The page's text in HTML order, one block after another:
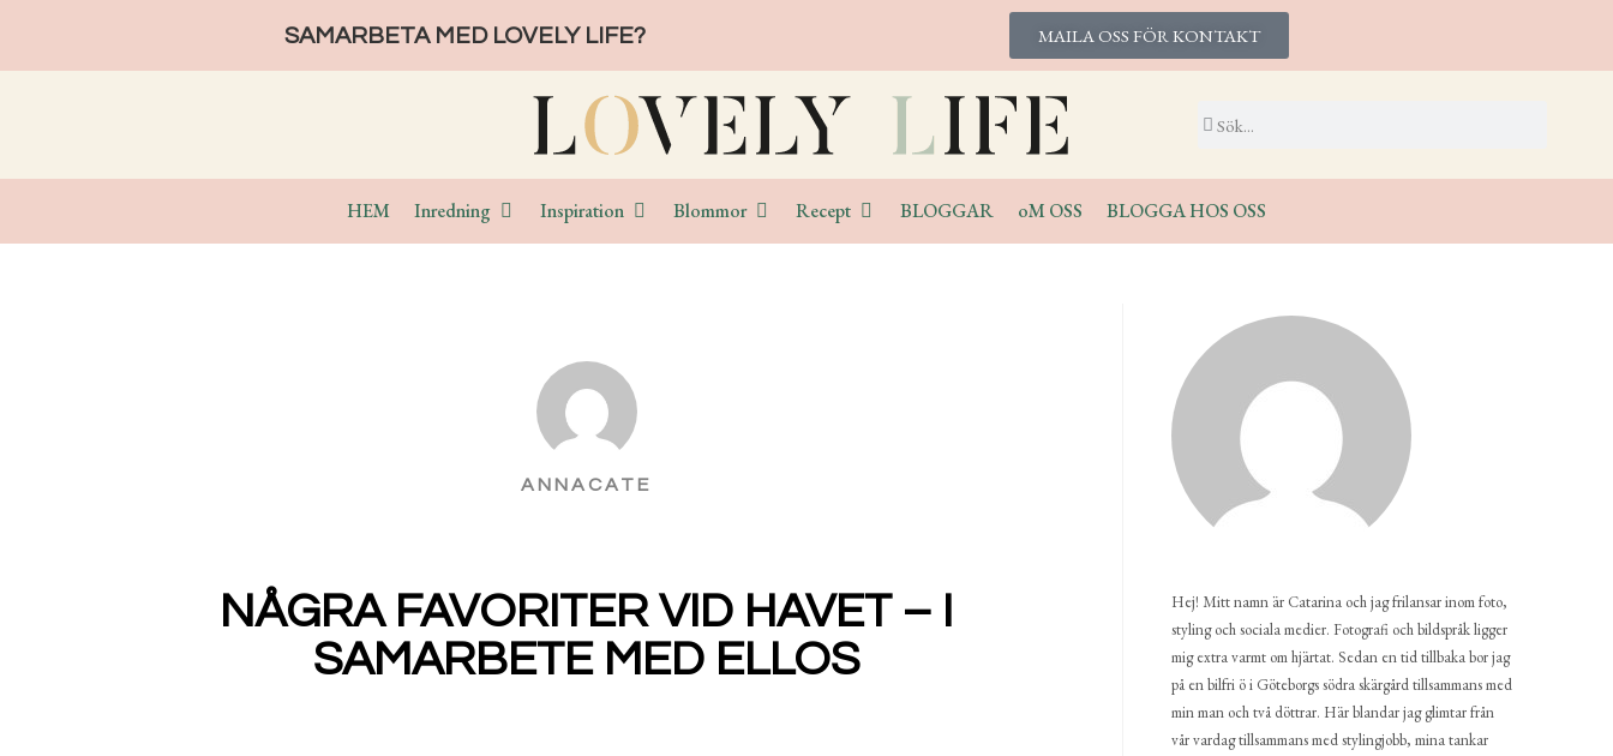
SAMARBETA MED LOVELY LIFE? MAILA OSS FÖR KONTAKT
HEM Inredning Inspiration Blommor Recept BLOGGAR oM OSS BLOGGA HOS OSS
ANNACATE
NÅGRA FAVORITER VID HAVET – I
SAMARBETE MED ELLOS
Hej! Mitt namn är Catarina och jag frilansar inom foto,
styling och sociala medier. Fotografi och bildspråk ligger
mig extra varmt om hjärtat. Sedan en tid tillbaka bor jag
på en bilfri ö i Göteborgs södra skärgård tillsammans med
min man och två döttrar. Här blandar jag glimtar från
vår vardag tillsammans med stylingjobb, mina tankar